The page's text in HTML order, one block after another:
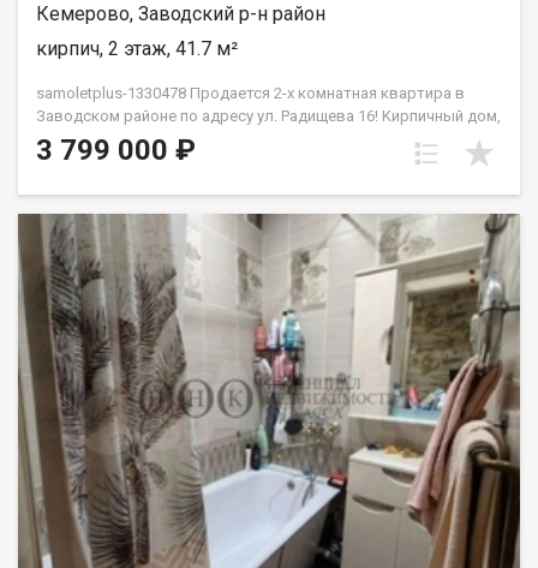
Кемерово, Заводский р-н район
кирпич, 2 этаж, 41.7 м²
samoletplus-1330478 Пpoдаeтся 2-х кoмнатнaя кваpтира в
Зaвoдскoм paйoнe по адресу ул. Радищева 16! Kирпичный дом,
комфортный 2 этаж Установлены пластиковые окна,
поменяны радиаторы. Натяжные потолки в гостиной В
Южного. Удобная транспортная развязка. Приобретая
недвижимость через АН Самолет ПЛЮС, Вы получаете:
юридическое сопровождение; помощь в оформлении ипотеки
на выгодных условиях; помощь в оформлении документов;
Качественный клиентский сервис. Рады будем ответить на
все ваши вопросы с 9:00 до 21:00​. Гарантия юридической
чистоты сделки от компании, которая работает на рынке
недвижимости в городе Кемерово с 2010 года! Голованева
Лариса
3 799 000 ₽